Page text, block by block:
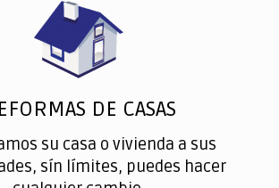
DE CASAS
su casa o vivienda a sus
sín límites, puedes hacer